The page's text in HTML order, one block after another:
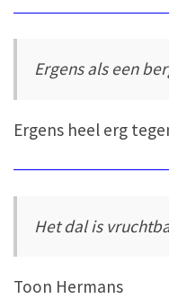
Ergens als een
Ergens heel erg
Het dal is
Toon Hermans